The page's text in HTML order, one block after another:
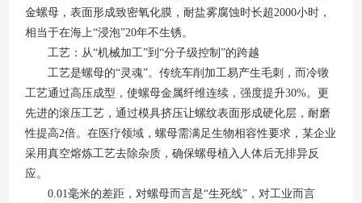
金螺母，表面形成致密氧化膜，耐盐雾腐蚀时长超2000小时，
相当于在海上“浸泡”20年不生锈。
工艺：从“机械加工”到“分子级控制”的跨越
工艺是螺母的“灵魂”。传统车削加工易产生毛刺，而冷镦
工艺通过高压成型，使螺母金属纤维连续，强度提升30%。更
先进的滚压工艺，通过模具挤压让螺纹表面形成硬化层，耐磨
性提高2倍。在医疗领域，螺母需满足生物相容性要求，某企业
采用真空熔炼工艺去除杂质，确保螺母植入人体后无排异反
应。
0.01毫米的差距，对螺母而言是“生死线”，对工业而言